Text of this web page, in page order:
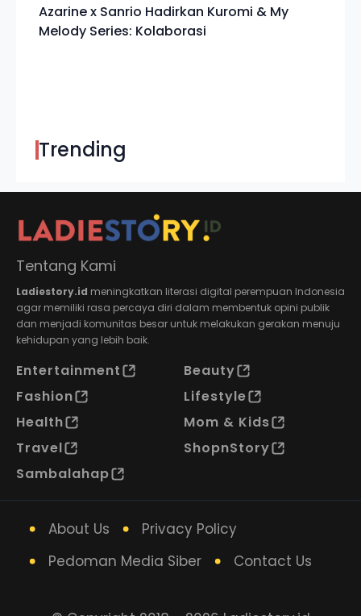
Azarine x Sanrio Hadirkan Kuromi & My
Melody Series: Kolaborasi
Trending
Tentang Kami
Ladiestory.id meningkatkan literasi digital perempuan Indonesia
agar memiliki rasa percaya diri dalam membentuk opini publik
dan menjadi komunitas besar untuk melakukan gerakan menuju
kehidupan yang lebih baik.
Entertainment
Beauty
Fashion
Lifestyle
Health
Mom & Kids
Travel
ShopnStory
Sambalahap
About Us
Privacy Policy
Pedoman Media Siber
Contact Us